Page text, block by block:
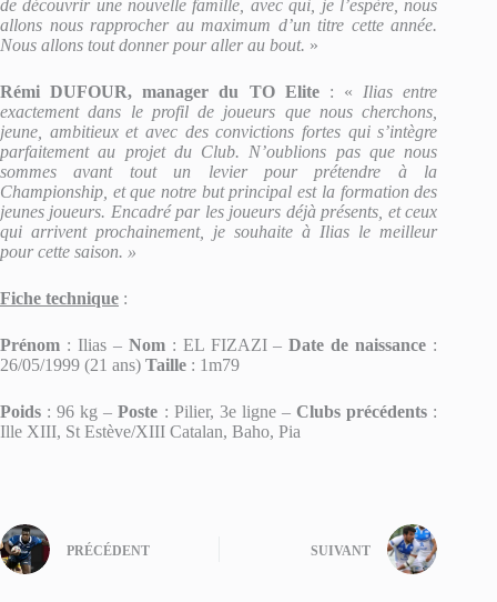
de découvrir une nouvelle famille, avec qui, je l’espère, nous
allons nous rapprocher au maximum d’un titre cette année.
Nous allons tout donner pour aller au bout. »
Rémi DUFOUR, manager du TO Elite: « Ilias entre
exactement dans le profil de joueurs que nous cherchons,
jeune, ambitieux et avec des convictions fortes qui s’intègre
parfaitement au projet du Club. N’oublions pas que nous
sommes avant tout un levier pour prétendre à la
Championship, et que notre but principal est la formation des
jeunes joueurs. Encadré par les joueurs déjà présents, et ceux
qui arrivent prochainement, je souhaite à Ilias le meilleur
pour cette saison. »
Fiche technique :
Prénom : Ilias – Nom: EL FIZAZI –Date de naissance :
26/05/1999 (21 ans) Taille : 1m79
Poids : 96 kg –Poste : Pilier, 3e ligne –Clubs précédents :
Ille XIII, St Estève/XIII Catalan, Baho, Pia
PRÉCÉDENT SUIVANT